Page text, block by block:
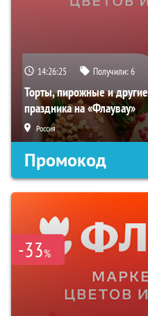
14:26:24 Получили:6
Торты, пирожные и
праздника на «Флаувау»
Россия
Промокод
-33%